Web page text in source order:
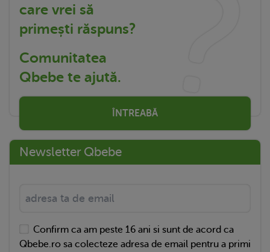
care vrei să
primești răspuns?
Comunitatea
Qbebe te ajută.
ÎNTREABĂ
Newsletter Qbebe
Confirm ca am peste 16 ani si sunt de acord ca
Qbebe.ro sa colecteze adresa de email pentru a primi